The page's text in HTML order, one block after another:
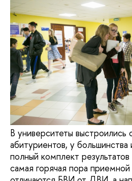
В университеты выстроились
абитуриентов, у
полный комплект
самая горячая пора